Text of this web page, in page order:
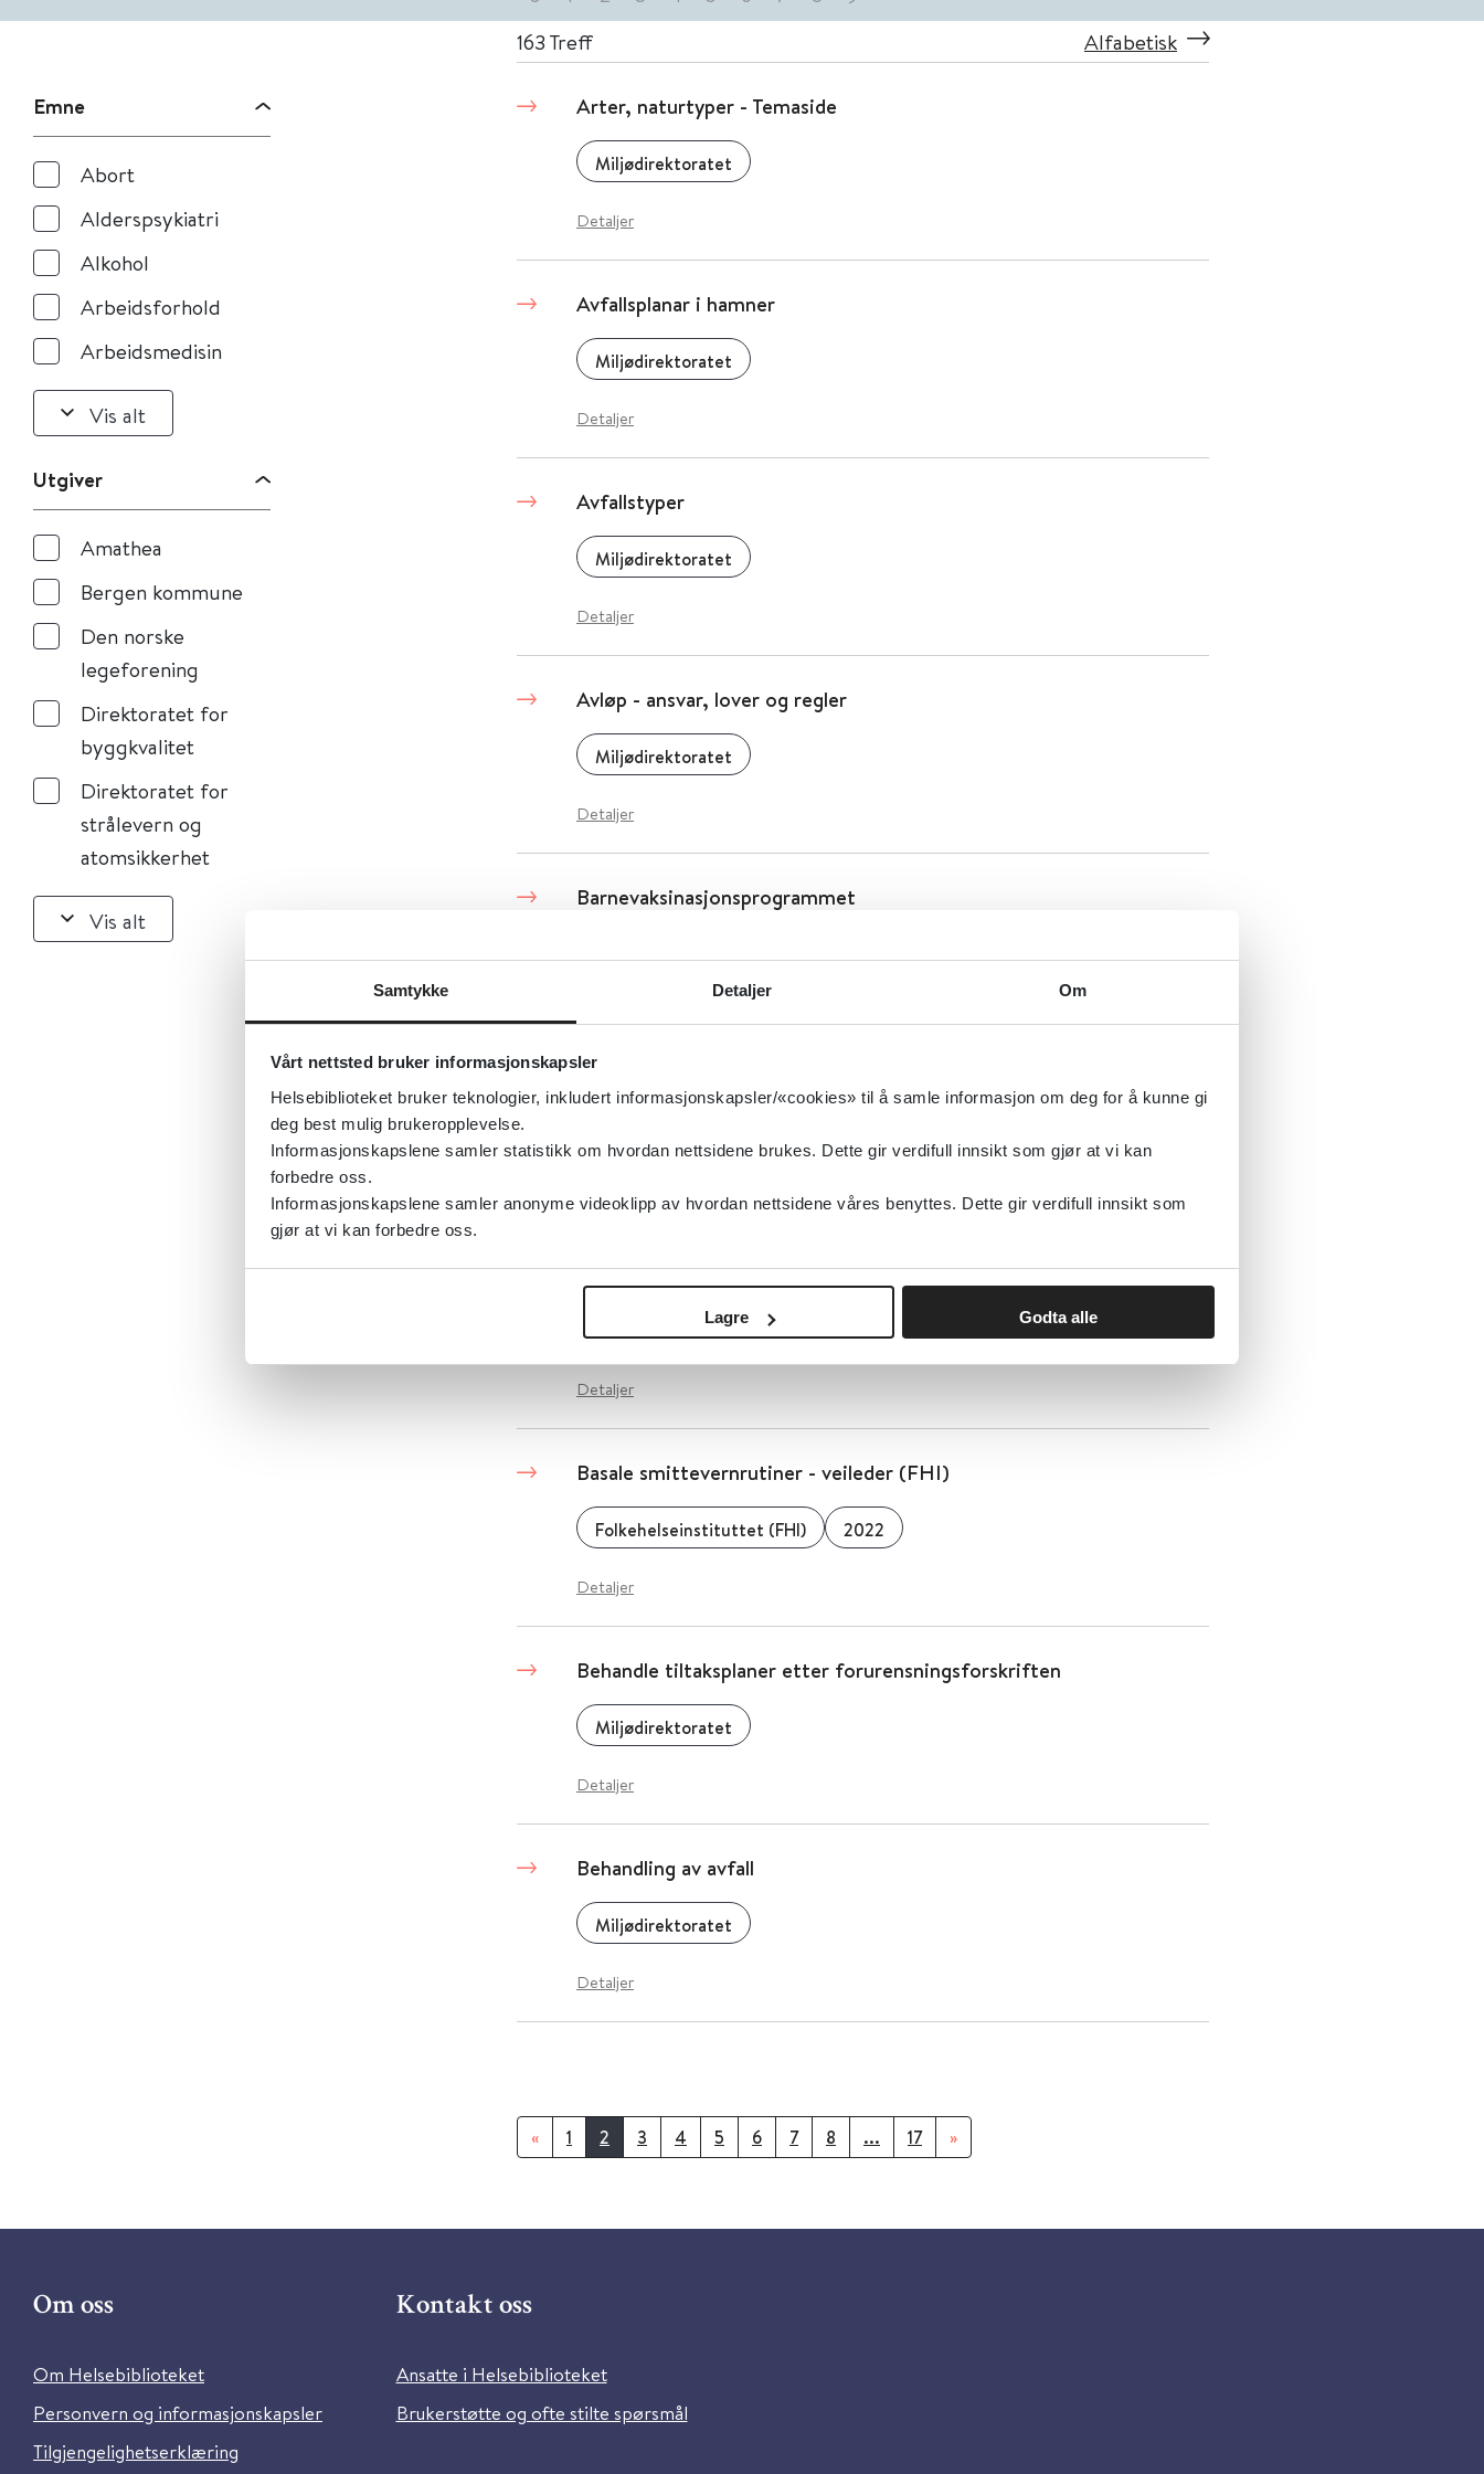
Samtykke Detaljer Om
Vårt nettsted bruker informasjonskapsler
Helsebiblioteket bruker teknologier, inkludert informasjonskapsler/«cookies» til å samle informasjon om deg for å kunne gi
deg best mulig brukeropplevelse.
Informasjonskapslene samler statistikk om hvordan nettsidene brukes. Dette gir verdifull innsikt som gjør at vi kan
forbedre oss.
Informasjonskapslene samler anonyme videoklipp av hvordan nettsidene våres benyttes. Dette gir verdifull innsikt som
gjør at vi kan forbedre oss.
Lagre Godta alle
Emne
Abort
Alderspsykiatri
Alkohol
Arbeidsforhold
Arbeidsmedisin
Vis alt
Utgiver
Amathea
Bergen kommune
Den norske
legeforening
Direktoratet for
byggkvalitet
Direktoratet for
strålevern og
atomsikkerhet
Vis alt
163 Treff Alfabetisk
Arter, naturtyper - Temaside
Miljødirektoratet
Detaljer
Avfallsplanar i hamner
Miljødirektoratet
Detaljer
Avfallstyper
Miljødirektoratet
Detaljer
Avløp - ansvar, lover og regler
Miljødirektoratet
Detaljer
Barnevaksinasjonsprogrammet
Folkehelseinstituttet (FHI)
Barnevern – kartlegging og utredning av psykisk helse og rus hos
Barnevern – tverrfaglig helsekartlegging
Helsedirektoratet
Detaljer
Basale smittevernrutiner - veileder (FHI)
Folkehelseinstituttet (FHI) 2022
Detaljer
Behandle tiltaksplaner etter forurensningsforskriften
Miljødirektoratet
Detaljer
Behandling av avfall
Miljødirektoratet
Detaljer
« 1 2 3 4 5 6 7 8 ... 17 »
Om oss
Om Helsebiblioteket
Personvern og informasjonskapsler
Tilgjengelighetserklæring
Kontakt oss
Ansatte i Helsebiblioteket
Brukerstøtte og ofte stilte spørsmål